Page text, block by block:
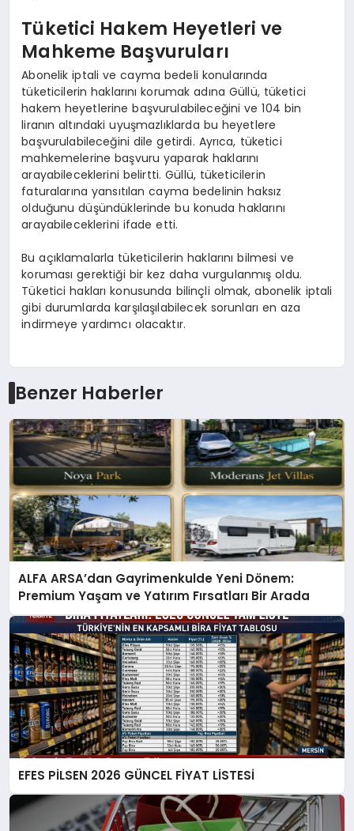
Tüketici Hakem Heyetleri ve
Mahkeme Başvuruları
Abonelik iptali ve cayma bedeli konularında
tüketicilerin haklarını korumak adına Güllü, tüketici
hakem heyetlerine başvurulabileceğini ve 104 bin
liranın altındaki uyuşmazlıklarda bu heyetlere
başvurulabileceğini dile getirdi. Ayrıca, tüketici
mahkemelerine başvuru yaparak haklarını
arayabileceklerini belirtti. Güllü, tüketicilerin
faturalarına yansıtılan cayma bedelinin haksız
olduğunu düşündüklerinde bu konuda haklarını
arayabileceklerini ifade etti.
Bu açıklamalarla tüketicilerin haklarını bilmesi ve
koruması gerektiği bir kez daha vurgulanmış oldu.
Tüketici hakları konusunda bilinçli olmak, abonelik iptali
gibi durumlarda karşılaşılabilecek sorunları en aza
indirmeye yardımcı olacaktır.
Benzer Haberler
ALFA ARSA’dan Gayrimenkulde Yeni Dönem:
Premium Yaşam ve Yatırım Fırsatları Bir Arada
EFES PİLSEN 2026 GÜNCEL FİYAT LİSTESİ